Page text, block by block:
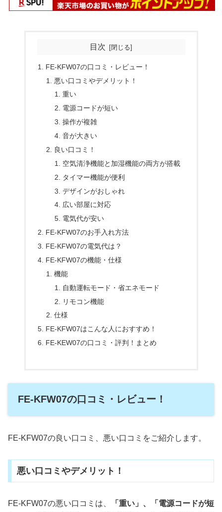
目次
FE-KFW07の口コミ・レビュー！
悪い口コミやデメリット！
重い
電源コードが短い
操作が複雑
音が大きい
良い口コミ！
空気清浄機能と加湿機能の両方が搭載
タイマー機能が便利
デザインがおしゃれ
広い部屋に対応
電気代が安い
FE-KFW07のお手入れ方法
FE-KFW07の電気代は？
FE-KFW07の機能・仕様
機能
自動運転モード・省エネモード
リモコン機能
仕様
FE-KFW07はこんな人におすすめ！
FE-KEW07の口コミ・評判！まとめ
FE-KFW07の口コミ・レビュー！
FE-KFW07の良い口コミ、悪い口コミをご紹介します。
悪い口コミやデメリット！
FE-KFW07の悪い口コミは、
「重い」、「電源コードが短